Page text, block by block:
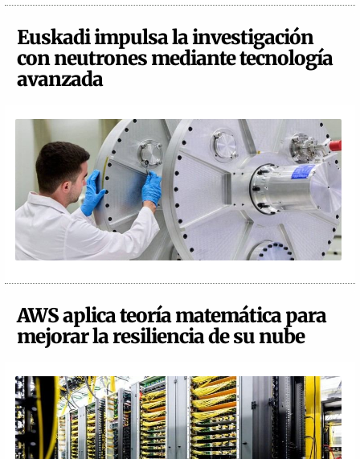
Euskadi impulsa la investigación
con neutrones mediante tecnología
avanzada
AWS aplica teoría matemática para
mejorar la resiliencia de su nube